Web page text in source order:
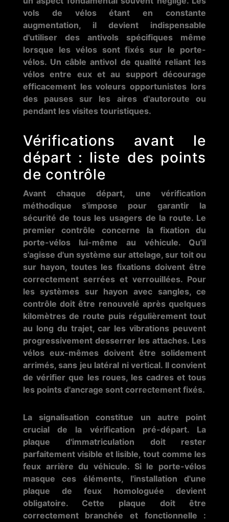
vols de vélos étant en constante
augmentation, il devient indispensable
d'utiliser des antivols spécifiques même
lorsque les vélos sont fixés sur le porte-
vélos. Un câble antivol de qualité reliant les
vélos entre eux et au support décourage
efficacement les voleurs opportunistes lors
des pauses sur les aires d'autoroute ou
pendant les visites touristiques.
Vérifications avant le
départ : liste des points
de contrôle
Avant chaque départ, une vérification
méthodique s'impose pour garantir la
sécurité de tous les usagers de la route. Le
premier contrôle concerne la fixation du
porte-vélos lui-même au véhicule. Qu'il
s'agisse d'un système sur attelage, sur toit ou
sur hayon, toutes les fixations doivent être
correctement serrées et verrouillées. Pour
les systèmes sur hayon avec sangles, ce
contrôle doit être renouvelé après quelques
kilomètres de route puis régulièrement tout
au long du trajet, car les vibrations peuvent
progressivement desserrer les attaches. Les
vélos eux-mêmes doivent être solidement
arrimés, sans jeu latéral ni vertical. Il convient
de vérifier que les roues, les cadres et tous
les points d'ancrage sont correctement fixés.
La signalisation constitue un autre point
crucial de la vérification pré-départ. La
plaque d'immatriculation doit rester
parfaitement visible et lisible, tout comme les
feux arrière du véhicule. Si le porte-vélos
masque ces éléments, l'installation d'une
plaque de feux homologuée devient
obligatoire. Cette plaque doit être
correctement branchée et fonctionnelle :